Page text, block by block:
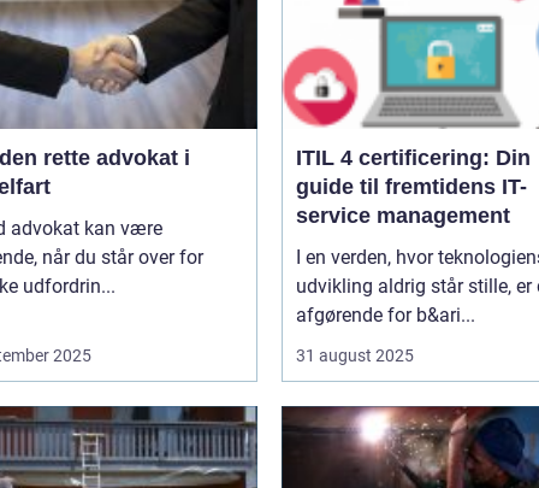
rette advokat i
advokat kan være
når du står over for
udfordrin...
2025
ITIL 4 certificering: Din
guide til fremtidens IT-
service management
I en verden, hvor
udvikling aldrig står stille, er
afgørende for b&ari...
31 august 2025